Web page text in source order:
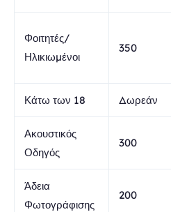
Φοιτητές/
Ηλικιωμένοι
350
Κάτω των 18 Δωρεάν
Ακουστικός
Οδηγός
300
Άδεια
Φωτογράφισης
200